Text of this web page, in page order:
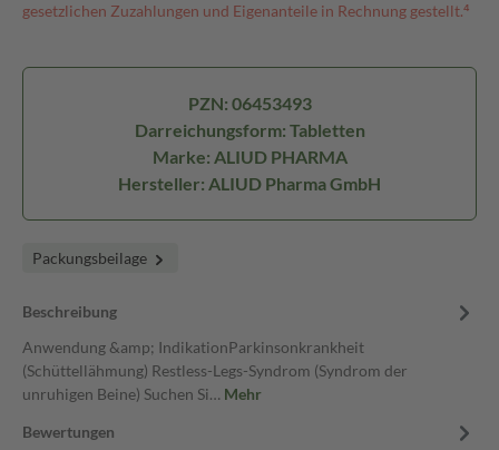
gesetzlichen Zuzahlungen und Eigenanteile in Rechnung gestellt.⁴
PZN: 06453493
Darreichungsform: Tabletten
Marke: ALIUD PHARMA
Hersteller: ALIUD Pharma GmbH
Packungsbeilage
Beschreibung
Anwendung &amp; IndikationParkinsonkrankheit
(Schüttellähmung) Restless-Legs-Syndrom (Syndrom der
unruhigen Beine) Suchen Si… Mehr
Bewertungen